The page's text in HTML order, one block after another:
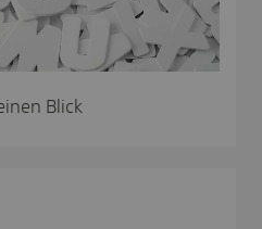
Blick